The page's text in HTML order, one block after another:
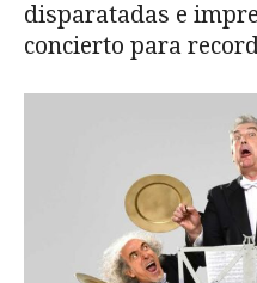
disparatadas e
concierto para